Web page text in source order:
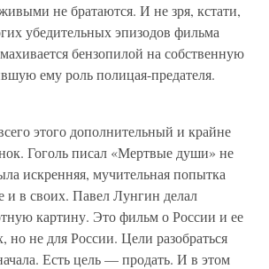
не братаются. И не зря, кстати,
убедительных эпизодов фильма
бензопилой на собственную
ему роль полицая-предателя.
этого дополнительный и крайне
Гоголь писал «Мертвые души» не
искренняя, мучительная попытка
и в своих. Павел Лунгин делал
картину. Это фильм о России и ее
не для России. Цели разобраться
Есть цель — продать. И в этом